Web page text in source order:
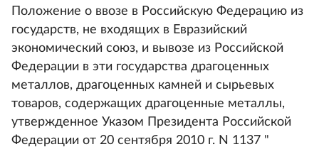
Положение о ввозе в Российскую Федерацию из
государств, не входящих в Евразийский
экономический союз, и вывозе из Российской
Федерации в эти государства драгоценных
металлов, драгоценных камней и сырьевых
товаров, содержащих драгоценные металлы,
утвержденное Указом Президента Российской
Федерации от 20 сентября 2010 г. N 1137 "